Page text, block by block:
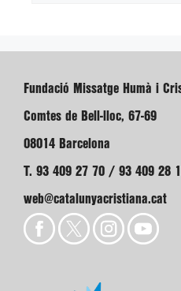
Fundació Missatge Humà i
Comtes de Bell-lloc, 67-69
08014 Barcelona
T. 93 409 27 70 / 93 409 28
web@catalunyacristiana.cat